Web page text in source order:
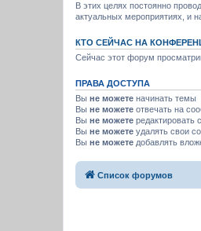
В этих целях постоянно
актуальных мероприятиях, и
КТО СЕЙЧАС НА
Сейчас этот форум
ПРАВА ДОСТУПА
Вы не можете начинать темы
Вы не можете отвечать на
Вы не можете редактировать
Вы не можете удалять свои
Вы не можете добавлять
Список форумов